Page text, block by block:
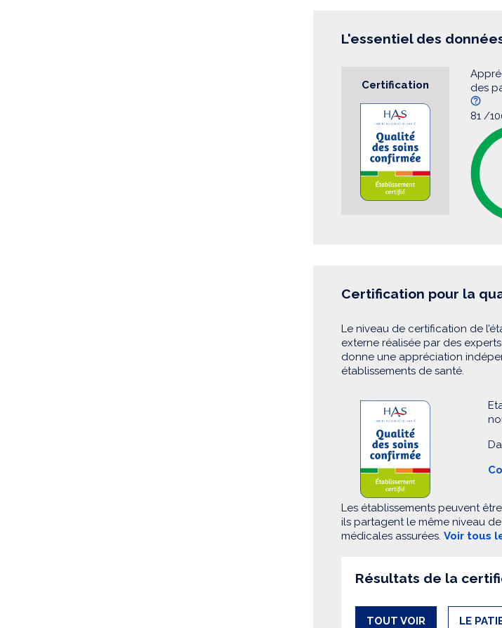
L'essentiel des
Certification
des
81 /
Certification pour la
Le niveau de certification de
externe réalisée par des
donne une appréciation
établissements de santé.
Les établissements peuvent
ils partagent le même niveau
médicales assurées. Voir tous
Résultats de la
TOUT VOIR LE